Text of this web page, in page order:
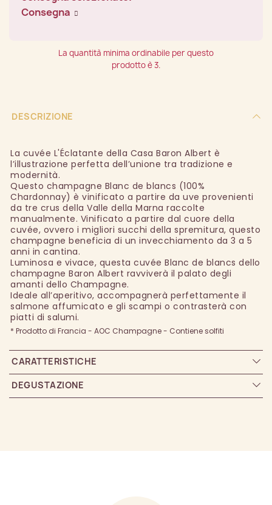
Consegna
La quantità minima ordinabile per questo
prodotto è 3.
DESCRIZIONE
La cuvée L'Éclatante della Casa Baron Albert è
l’illustrazione perfetta dell’unione tra tradizione e
modernità.
Questo champagne Blanc de blancs (100%
Chardonnay) è vinificato a partire da uve provenienti
da tre crus della Valle della Marna raccolte
manualmente. Vinificato a partire dal cuore della
cuvée, ovvero i migliori succhi della spremitura, questo
champagne beneficia di un invecchiamento da 3 a 5
anni in cantina.
Luminosa e vivace, questa cuvée Blanc de blancs dello
champagne Baron Albert ravviverà il palato degli
amanti dello Champagne.
Ideale all’aperitivo, accompagnerà perfettamente il
salmone affumicato e gli scampi o contrasterà con
piatti di salumi.
* Prodotto di Francia - AOC Champagne - Contiene solfiti
CARATTERISTICHE
DEGUSTAZIONE